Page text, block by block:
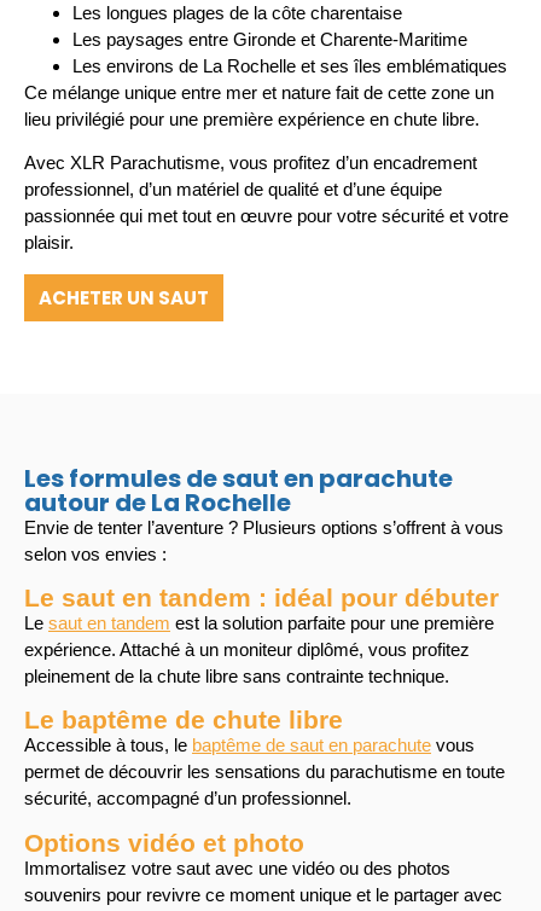
Les longues plages de la côte charentaise
Les paysages entre Gironde et Charente-Maritime
Les environs de La Rochelle et ses îles emblématiques
Ce mélange unique entre mer et nature fait de cette zone un
lieu privilégié pour une première expérience en chute libre.
Avec XLR Parachutisme, vous profitez d’un encadrement
professionnel, d’un matériel de qualité et d’une équipe
passionnée qui met tout en œuvre pour votre sécurité et votre
plaisir.
ACHETER UN SAUT
Les formules de saut en parachute
autour de La Rochelle
Envie de tenter l’aventure ? Plusieurs options s’offrent à vous
selon vos envies :
Le saut en tandem : idéal pour débuter
Le saut en tandem est la solution parfaite pour une première
expérience. Attaché à un moniteur diplômé, vous profitez
pleinement de la chute libre sans contrainte technique.
Le baptême de chute libre
Accessible à tous, le baptême de saut en parachute vous
permet de découvrir les sensations du parachutisme en toute
sécurité, accompagné d’un professionnel.
Options vidéo et photo
Immortalisez votre saut avec une vidéo ou des photos
souvenirs pour revivre ce moment unique et le partager avec